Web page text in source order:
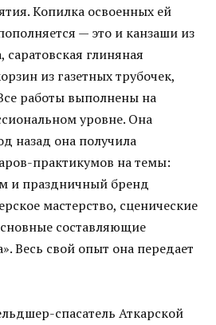
Копилка освоенных ей
— это и канзаши из
глиняная
из газетных трубочек,
работы выполнены на
уровне. Она
назад она получила
практикумов на темы:
и праздничный бренд
мастерство, сценические
составляющие
Весь свой опыт она передает
спасатель Аткарской